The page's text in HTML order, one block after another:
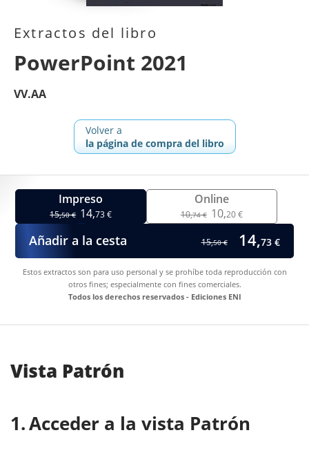
Extractos del libro
PowerPoint 2021
VV.AA
Volver a
la página de compra del libro
Impreso
15,50 € 14,73 €
Online
10,74 € 10,20 €
Añadir a la cesta 15,50 € 14,73 €
Estos extractos son para uso personal y se prohíbe toda reproducción con
otros fines; especialmente con fines comerciales.
Todos los derechos reservados - Ediciones ENI
Vista Patrón
Acceder a la vista Patrón